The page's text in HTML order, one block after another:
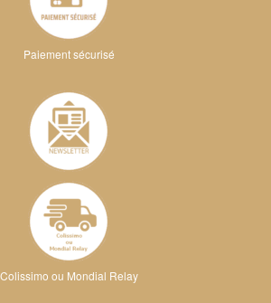
Paiement sécurisé
Colissimo ou Mondial Relay